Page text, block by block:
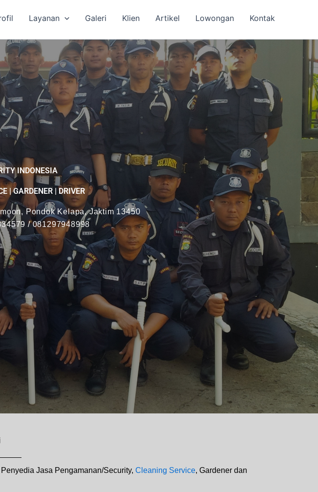
Layanan Galeri Klien Artikel Lowongan Kontak
INDONESIA
| GARDENER | DRIVER
Pondok Kelapa, Jaktim 13450
/ 081297948998
Jasa Pengamanan/Security, Cleaning Service, Gardener dan